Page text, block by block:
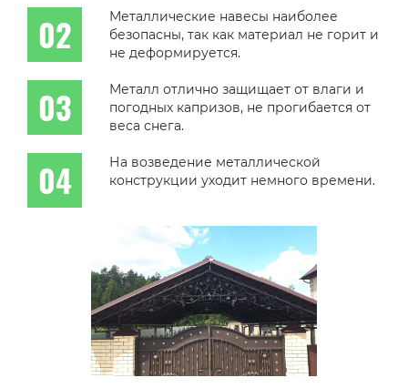
Металлические навесы наиболее
безопасны, так как материал не горит и
не деформируется.
Металл отлично защищает от влаги и
погодных капризов, не прогибается от
веса снега.
На возведение металлической
конструкции уходит немного времени.